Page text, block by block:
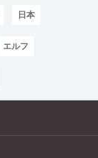
日本
エルフ